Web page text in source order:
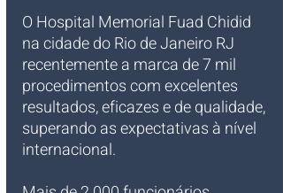
O Hospital Memorial Fuad Chidid
na cidade do Rio de Janeiro RJ
recentemente a marca de 7 mil
procedimentos com excelentes
resultados, eficazes e de qualidade,
superando as expectativas à nível
internacional.